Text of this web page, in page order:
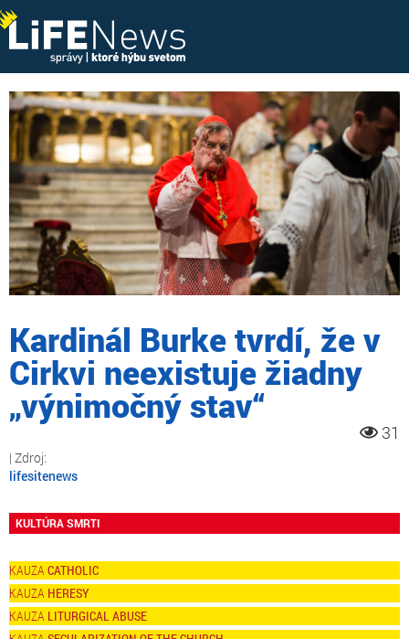
Kardinál Burke tvrdí, že v
Cirkvi neexistuje žiadny
„výnimočný stav“
31
lifesitenews
KULTÚRA SMRTI
CATHOLIC
HERESY
LITURGICAL ABUSE